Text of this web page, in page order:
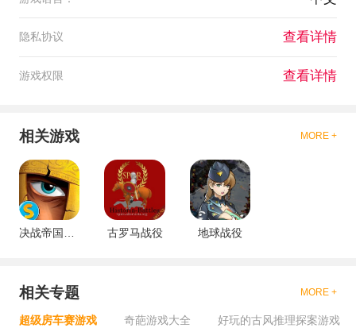
隐私协议 查看详情
游戏权限 查看详情
相关游戏 MORE +
古罗马战役 地球战役
相关专题 MORE +
超级房车赛游戏 奇葩游戏大全 好玩的古风推理探案游戏